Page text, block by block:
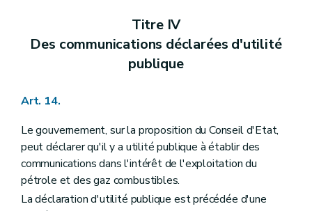
Titre IV
Des communications déclarées d'utilité
publique
Art. 14.
Le gouvernement, sur la proposition du Conseil d'Etat,
peut déclarer qu'il y a utilité publique à établir des
communications dans l'intérêt de l'exploitation du
pétrole et des gaz combustibles.
La déclaration d'utilité publique est précédée d'une